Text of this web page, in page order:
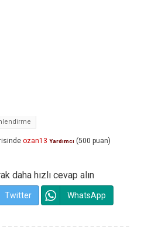
ozan13 Yardımcı (500 puan)
daha hızlı cevap alın
Twitter WhatsApp